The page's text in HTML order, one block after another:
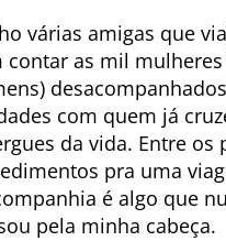
várias amigas que
contar as mil mulheres
com quem já
da vida. Entre os
pra uma
é algo que
pela minha cabeça.